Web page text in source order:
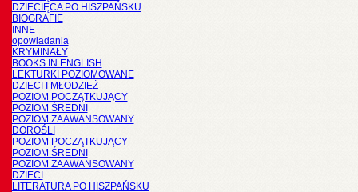
DZIECIĘCA PO HISZPAŃSKU
BIOGRAFIE
INNE
opowiadania
KRYMINAŁY
BOOKS IN ENGLISH
LEKTURKI POZIOMOWANE
DZIECI I MŁODZIEŻ
POZIOM POCZĄTKUJĄCY
POZIOM ŚREDNI
POZIOM ZAAWANSOWANY
DOROŚLI
POZIOM POCZĄTKUJĄCY
POZIOM ŚREDNI
POZIOM ZAAWANSOWANY
DZIECI
LITERATURA PO HISZPAŃSKU